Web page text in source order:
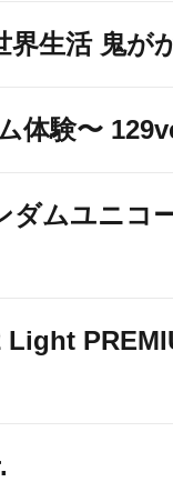
浦
い
生活 鬼が
体験〜
ダムユニコ
Light